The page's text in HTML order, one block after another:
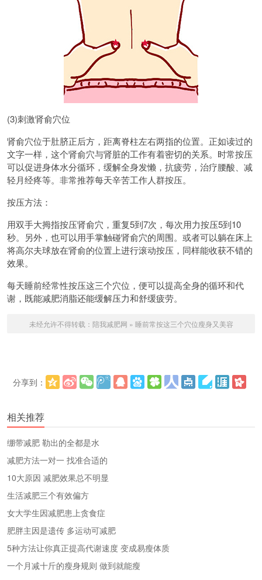
(3)刺激肾俞穴位
肾俞穴位于肚脐正后方，距离脊柱左右两指的位置。正如读过的
文字一样，这个肾俞穴与肾脏的工作有着密切的关系。时常按压
可以促进身体水分循环，缓解全身发懒，抗疲劳，治疗腰酸、减
轻月经疼等。非常推荐每天辛苦工作人群按压。
按压方法：
用双手大拇指按压肾俞穴，重复5到7次，每次用力按压5到10
秒。另外，也可以用手掌触碰肾俞穴的周围。或者可以躺在床上
将高尔夫球放在肾俞的位置上进行滚动按压，同样能收获不错的
效果。
每天睡前经常性按压这三个穴位，便可以提高全身的循环和代
谢，既能减肥消脂还能缓解压力和舒缓疲劳。
未经允许不得转载： 陪我减肥网 » 睡前常按这三个穴位瘦身又美容
分享到：
相关推荐
绷带减肥 勒出的全都是水
减肥方法一对一 找准合适的
10大原因 减肥效果总不明显
生活减肥三个有效偏方
女大学生因减肥患上贪食症
肥胖主因是遗传 多运动可减肥
5种方法让你真正提高代谢速度 变成易瘦体质
一个月减十斤的瘦身规则 做到就能瘦